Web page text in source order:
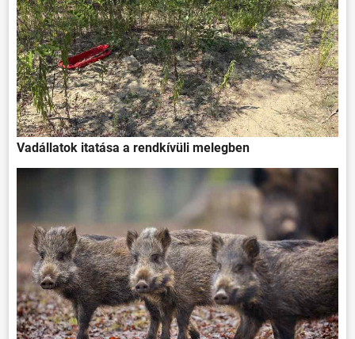
Vadállatok itatása a rendkívüli melegben